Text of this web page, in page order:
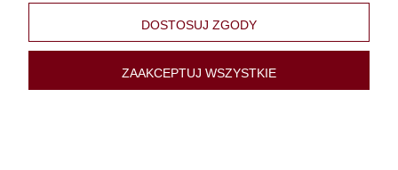
Nowości
DOSTOSUJ ZGODY
ZAAKCEPTUJ WSZYSTKIE